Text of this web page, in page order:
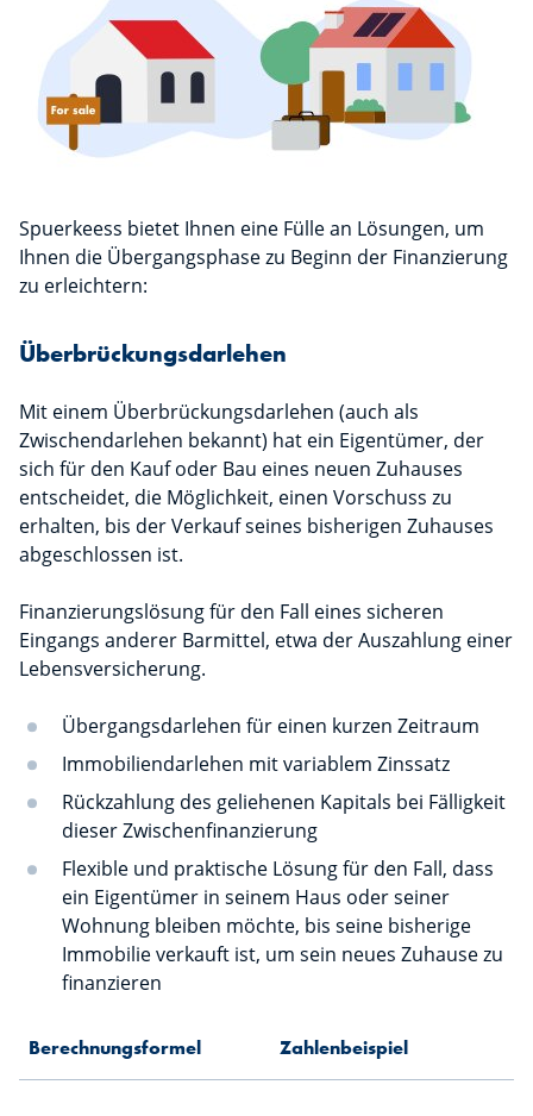
Spuerkeess bietet Ihnen eine Fülle an Lösungen, um
Ihnen die Übergangsphase zu Beginn der Finanzierung
zu erleichtern:
Überbrückungsdarlehen
Mit einem Überbrückungsdarlehen (auch als
Zwischendarlehen bekannt) hat ein Eigentümer, der
sich für den Kauf oder Bau eines neuen Zuhauses
entscheidet, die Möglichkeit, einen Vorschuss zu
erhalten, bis der Verkauf seines bisherigen Zuhauses
abgeschlossen ist.
Finanzierungslösung für den Fall eines sicheren
Eingangs anderer Barmittel, etwa der Auszahlung einer
Lebensversicherung.
Übergangsdarlehen für einen kurzen Zeitraum
Immobiliendarlehen mit variablem Zinssatz
Rückzahlung des geliehenen Kapitals bei Fälligkeit
dieser Zwischenfinanzierung
Flexible und praktische Lösung für den Fall, dass
ein Eigentümer in seinem Haus oder seiner
Wohnung bleiben möchte, bis seine bisherige
Immobilie verkauft ist, um sein neues Zuhause zu
finanzieren
Berechnungsformel Zahlenbeispiel